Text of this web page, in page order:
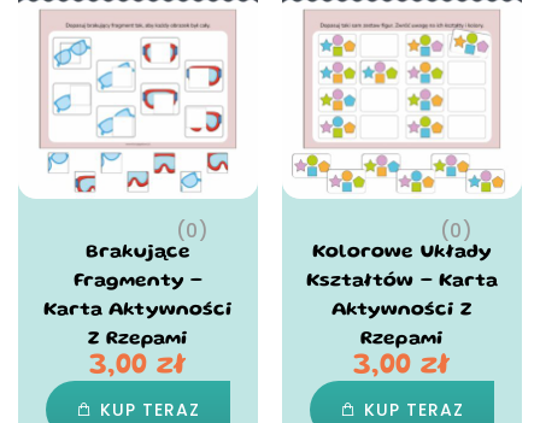
(0)
Brakujące
Fragmenty –
Karta Aktywności
Z Rzepami
3,00zł
KUP TERAZ
(0)
Kolorowe Układy
Kształtów – Karta
Aktywności Z
Rzepami
3,00zł
KUP TERAZ